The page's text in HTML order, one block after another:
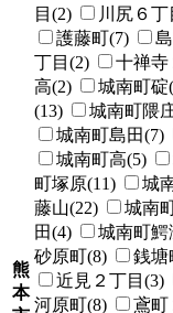
熊
本
目(2)
川尻６丁
護藤町(7)
丁目(2)
十禅寺
高(2)
城南町碇
(13)
城南町隈
城南町島田(7)
城南町高(5)
町塚原(11)
城
藤山(22)
城南
田(4)
城南町鰐
砂原町(8)
銭塘
近見２丁目(3)
河原町(8)
鳶町